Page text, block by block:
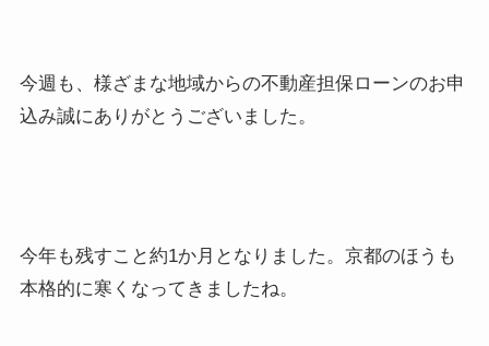
今週も、様ざまな地域からの不動産担保ローンのお申
込み誠にありがとうございました。
今年も残すこと約1か月となりました。京都のほうも
本格的に寒くなってきましたね。